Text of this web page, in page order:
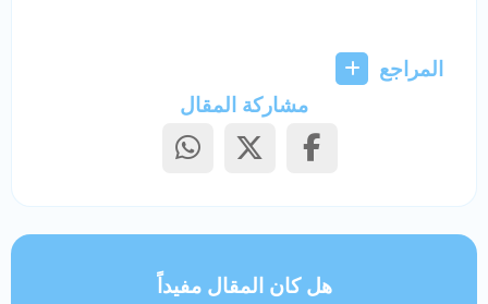
المراجع
مشاركة المقال
هل كان المقال مفيداً